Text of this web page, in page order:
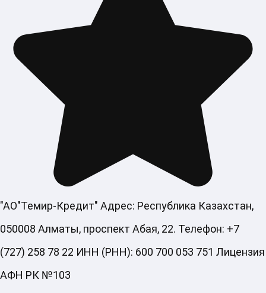
"АО"Темир-Кредит" Адрес: Республика Казахстан,
050008 Алматы, проспект Абая, 22. Телефон: +7
(727) 258 78 22 ИНН (РНН): 600 700 053 751 Лицензия
АФН РК №103